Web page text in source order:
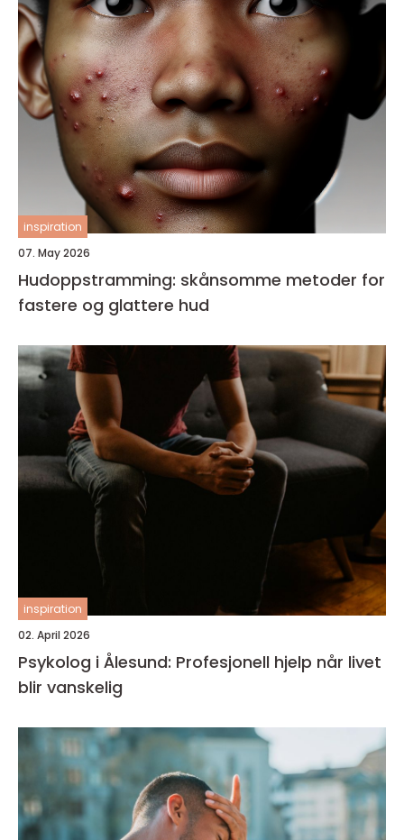
inspiration
07. May 2026
Hudoppstramming: skånsomme metoder for
fastere og glattere hud
inspiration
02. April 2026
Psykolog i Ålesund: Profesjonell hjelp når livet
blir vanskelig